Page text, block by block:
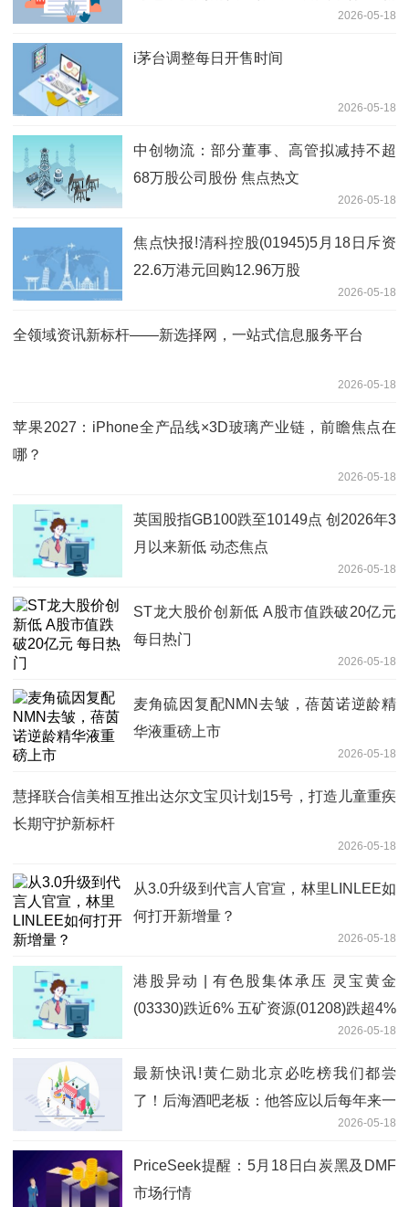
2026-05-18
i茅台调整每日开售时间
2026-05-18
中创物流：部分董事、高管拟减持不超
68万股公司股份 焦点热文
2026-05-18
焦点快报!清科控股(01945)5月18日斥资
22.6万港元回购12.96万股
2026-05-18
全领域资讯新标杆——新选择网，一站式信息服务平台
2026-05-18
苹果2027：iPhone全产品线×3D玻璃产业链，前瞻焦点在
哪？
2026-05-18
英国股指GB100跌至10149点 创2026年3
月以来新低 动态焦点
2026-05-18
ST龙大股价创新低 A股市值跌破20亿元
每日热门
2026-05-18
麦角硫因复配NMN去皱，蓓茵诺逆龄精
华液重磅上市
2026-05-18
慧择联合信美相互推出达尔文宝贝计划15号，打造儿童重疾
长期守护新标杆
2026-05-18
从3.0升级到代言人官宣，林里LINLEE如
何打开新增量？
2026-05-18
港股异动 | 有色股集体承压 灵宝黄金
(03330)跌近6% 五矿资源(01208)跌超4%
2026-05-18
最新快讯!黄仁勋北京必吃榜我们都尝
了！后海酒吧老板：他答应以后每年来一
2026-05-18
PriceSeek提醒：5月18日白炭黑及DMF
市场行情